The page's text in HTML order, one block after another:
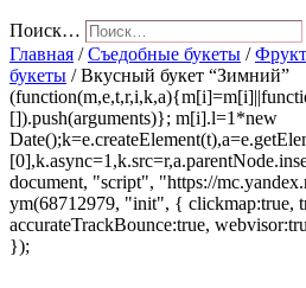
Поиск…
Главная /Съедобные букеты /
букеты / Вкусный букет “Зимний”
[]).push(arguments)}; m[i].l=1*new
document, "script", "https://
ym(68712979, "init", { clickmap:true,
accurateTrackBounce:true,
});